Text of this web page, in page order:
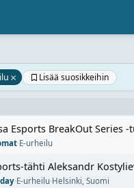
× Lisää suosikkeihin
Esports BreakOut Series
·E-urheilu
tähti Aleksandr
·E-urheilu·Helsinki, Suomi